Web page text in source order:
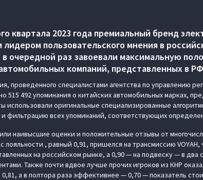
квартала 2023 года премиальный бренд
лидером пользовательского мнения в
очередной раз завоевали максимальную
компаний, представленных в
проведенного специалистами агентства по управлению
515 492 упоминания о китайских автомобильных марках,
использовали оригинальные специализированные
фильтрацию всех упоминаний, соответствующих
наивысшие оценки и положительные отзывы от
лояльности , равный 0,91, пришелся на трансмиссию
на российском рынке, а 0,90 — на подвеску — в
Также почти вдвое лучше прочих игроков из КНР
0,81, а в полтора раза эффективнее — 0,70 — показатель